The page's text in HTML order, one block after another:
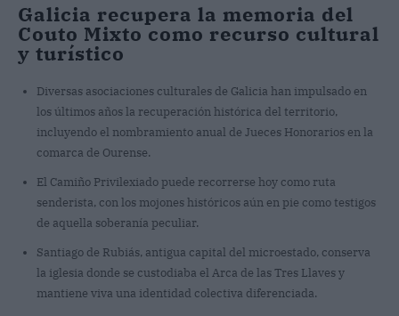
Galicia recupera la memoria del
Couto Mixto como recurso cultural
y turístico
Diversas asociaciones culturales de Galicia han impulsado en
los últimos años la recuperación histórica del territorio,
incluyendo el nombramiento anual de Jueces Honorarios en la
comarca de Ourense.
El Camiño Privilexiado puede recorrerse hoy como ruta
senderista, con los mojones históricos aún en pie como testigos
de aquella soberanía peculiar.
Santiago de Rubiás, antigua capital del microestado, conserva
la iglesia donde se custodiaba el Arca de las Tres Llaves y
mantiene viva una identidad colectiva diferenciada.